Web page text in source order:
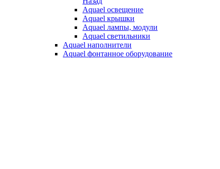
Aquael освещение
Aquael крышки
Aquael лампы, модули
Aquael светильники
Aquael наполнители
Aquael фонтанное оборудование